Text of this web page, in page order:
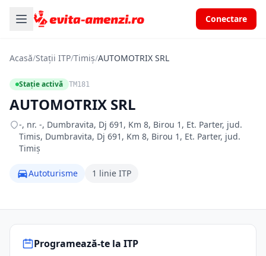
Conectare
Acasă/Stații ITP/Timiș/AUTOMOTRIX SRL
Stație activă TM181
AUTOMOTRIX SRL
-, nr. -, Dumbravita, Dj 691, Km 8, Birou 1, Et. Parter, jud.
Timis, Dumbravita, Dj 691, Km 8, Birou 1, Et. Parter, jud.
Timiș
Autoturisme 1 linie ITP
Programează-te la ITP